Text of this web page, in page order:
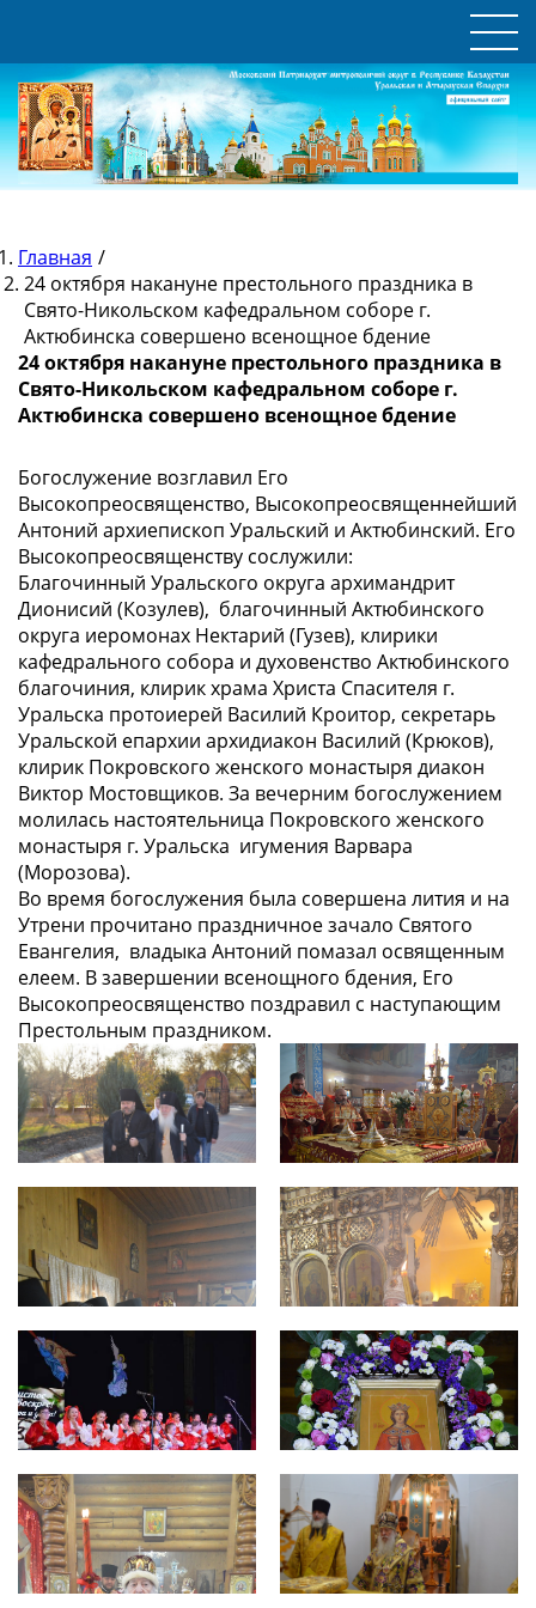
Главная /
24 октября накануне престольного праздника в
Свято-Никольском кафедральном соборе г.
Актюбинска совершено всенощное бдение
24 октября накануне престольного праздника в
Свято-Никольском кафедральном соборе г.
Актюбинска совершено всенощное бдение
Богослужение возглавил Его
Высокопреосвященство, Высокопреосвященнейший
Антоний архиепископ Уральский и Актюбинский. Его
Высокопреосвященству сослужили:
Благочинный Уральского округа архимандрит
Дионисий (Козулев), благочинный Актюбинского
округа иеромонах Нектарий (Гузев), клирики
кафедрального собора и духовенство Актюбинского
благочиния, клирик храма Христа Спасителя г.
Уральска протоиерей Василий Кроитор, секретарь
Уральской епархии архидиакон Василий (Крюков),
клирик Покровского женского монастыря диакон
Виктор Мостовщиков. За вечерним богослужением
молилась настоятельница Покровского женского
монастыря г. Уральска игумения Варвара
(Морозова).
Во время богослужения была совершена лития и на
Утрени прочитано праздничное зачало Святого
Евангелия, владыка Антоний помазал освященным
елеем. В завершении всенощного бдения, Его
Высокопреосвященство поздравил с наступающим
Престольным праздником.